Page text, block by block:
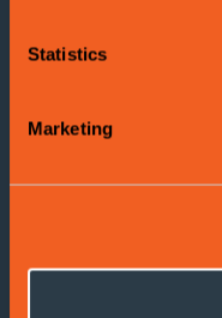
Statistics
Marketing
E-post:info@visitvoss.no
Terms and Conditions